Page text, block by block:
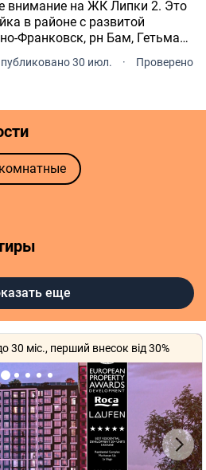
на ЖК Липки 2. Это
в районе с развитой
Франковск, рн Бам, Гетьмана
30 июл. ·
Проверено
еще
30 міс., перший внесок від 30%